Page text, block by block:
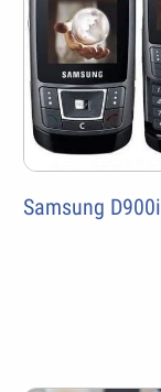
Samsung D900i